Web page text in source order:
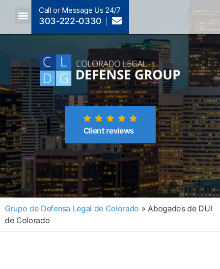
Call or Message Us 24/7
303-222-0330
Client reviews
Grupo de Defensa Legal de Colorado » Abogados de DUI
de Colorado